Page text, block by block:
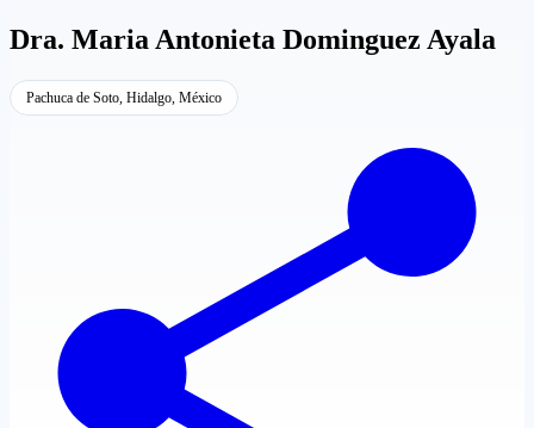
Dra. Maria Antonieta Dominguez Ayala
Pachuca de Soto, Hidalgo, México